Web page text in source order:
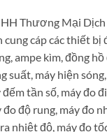
Thương Mại
cung cáp các thiết bị
ampe kìm, đồng
suất, máy hiện
đếm tần số, máy đo
đo độ rung, máy đo
nhiệt độ, máy đo